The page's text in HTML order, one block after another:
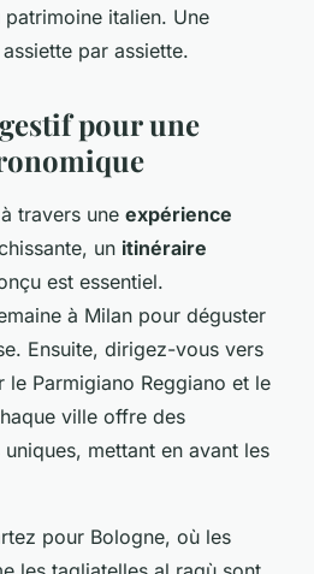
patrimoine italien. Une
par assiette.
pour une
travers une expérience
un itinéraire
est essentiel.
à Milan pour déguster
Ensuite, dirigez-vous vers
le Parmigiano Reggiano et le
ville offre des
uniques, mettant en avant les
pour Bologne, où les